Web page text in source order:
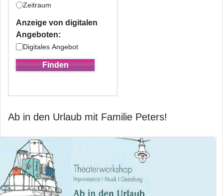
Zeitraum
Anzeige von digitalen
Angeboten:
Digitales Angebot
Ab in den Urlaub mit Familie Peters!